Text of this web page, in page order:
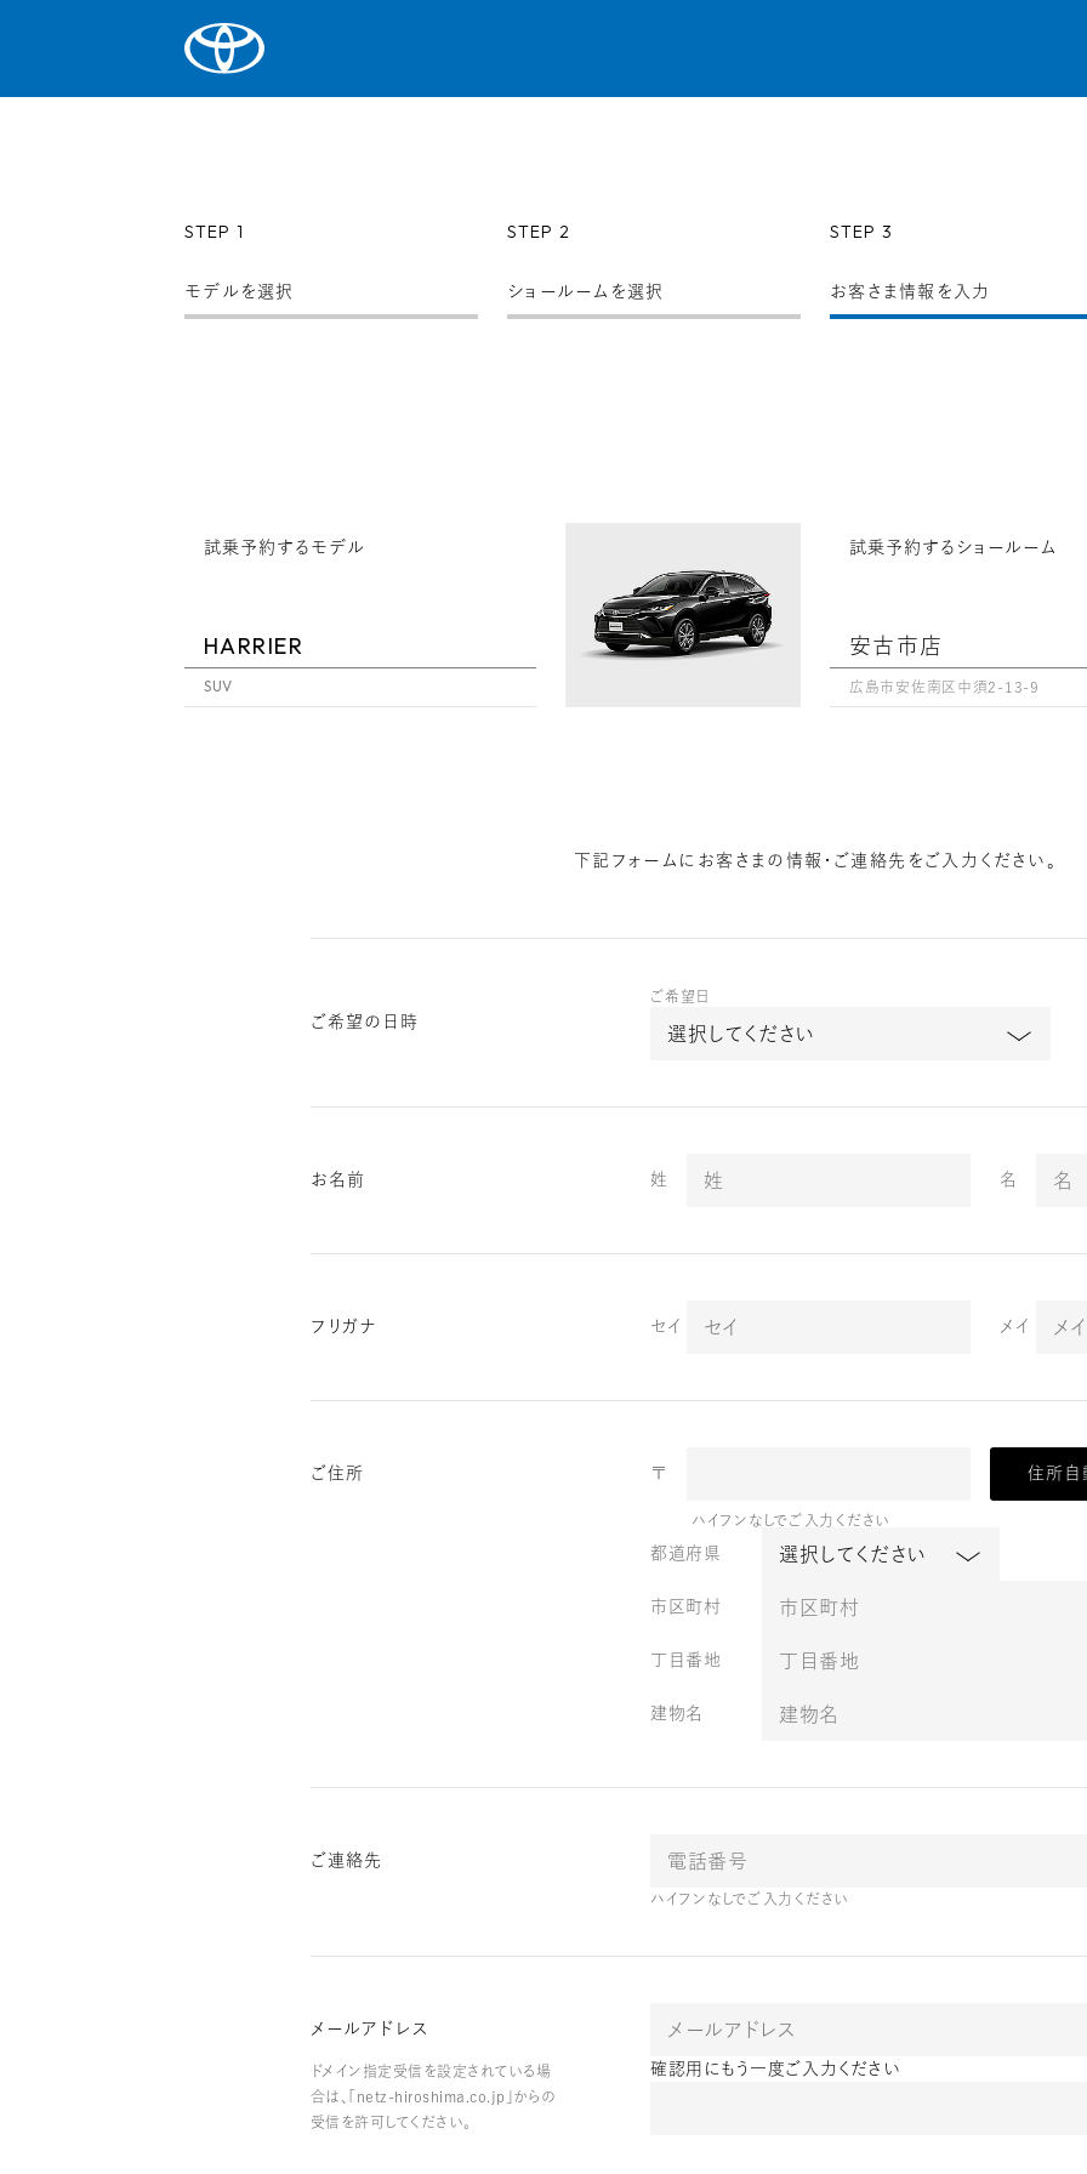
STEP 1
モデルを選択
STEP 2
ショールーム を選択
STEP 3
お客さま情報 を入力
試乗予約するモデル
HARRIER
SUV
試乗予約するショールーム
安古市店
広島市安佐南区中須2-13-9
下記フォームに お客さまの情報・ご連絡先をご入力ください。
ご希望の日時
ご希望日
お名前 姓 名
フリガナ セイ メイ
ご住所 〒
ハイフンなしでご入力ください
住所自
都道府県
市区町村
丁目番地
建物名
ご連絡先
ハイフンなしでご入力ください
メールアドレス
ドメイン指定受信を設定されている場
合は、「netz-hiroshima.co.jp」からの
受信を許可してください。
確認用にもう一度ご入力ください